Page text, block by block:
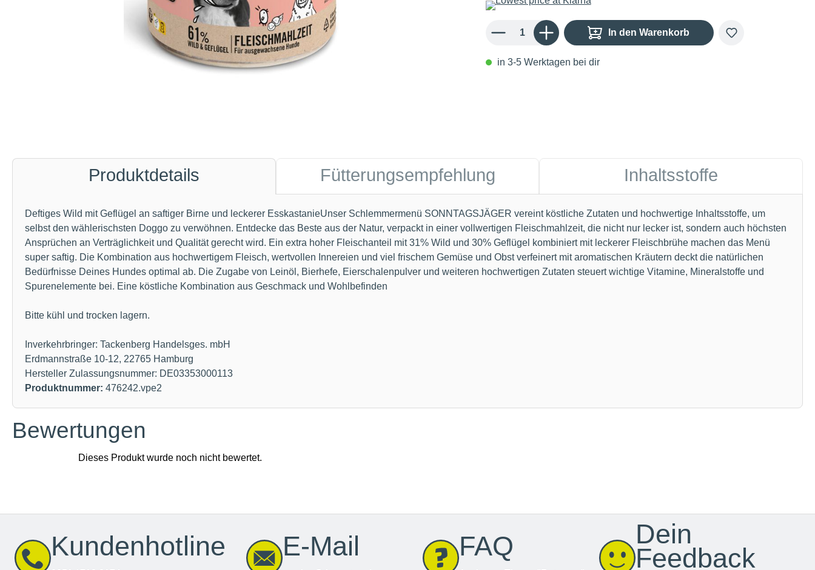
Produkt Anzahl: Gib den gewünschten Wert ein oder benutze die Schaltflächen um die Anzahl zu
In den Warenkorb
in 3-5 Werktagen bei dir
Produktdetails Fütterungsempfehlung Inhaltsstoffe
Deftiges Wild mit Geflügel an saftiger Birne und leckerer EsskastanieUnser Schlemmermenü SONNTAGSJÄGER vereint köstliche Zutaten und hochwertige Inhaltsstoffe, um
selbst den wählerischsten Doggo zu verwöhnen. Entdecke das Beste aus der Natur, verpackt in einer vollwertigen Fleischmahlzeit, die nicht nur lecker ist, sondern auch höchsten
Ansprüchen an Verträglichkeit und Qualität gerecht wird. Ein extra hoher Fleischanteil mit 31% Wild und 30% Geflügel kombiniert mit leckerer Fleischbrühe machen das Menü
super saftig. Die Kombination aus hochwertigem Fleisch, wertvollen Innereien und viel frischem Gemüse und Obst verfeinert mit aromatischen Kräutern deckt die natürlichen
Bedürfnisse Deines Hundes optimal ab. Die Zugabe von Leinöl, Bierhefe, Eierschalenpulver und weiteren hochwertigen Zutaten steuert wichtige Vitamine, Mineralstoffe und
Spurenelemente bei. Eine köstliche Kombination aus Geschmack und Wohlbefinden
Bitte kühl und trocken lagern.
Inverkehrbringer: Tackenberg Handelsges. mbH
Erdmannstraße 10-12, 22765 Hamburg
Hersteller Zulassungsnummer: DE03353000113
Produktnummer: 476242.vpe2
Bewertungen
Kundenhotline E-Mail FAQ
Dein
Feedback